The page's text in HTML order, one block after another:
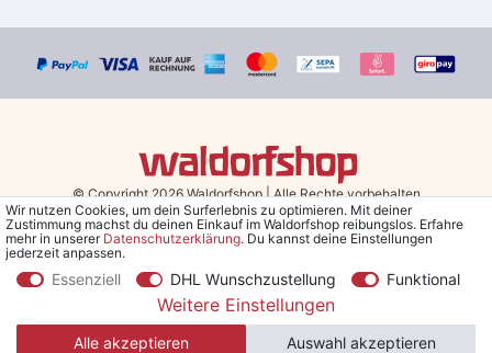
© Copyright 2026 Waldorfshop|Alle Rechte vorbehalten.
Bestellungen mit Prio Versand bis 13 Uhr, garantierter Versand am
*Kostenlose Lieferung in Deutschland und Österreich ab 79 €.
nur für Sparversand - ausgenommen Sperrgut und Speditionsware)
**Den 5€ Gutschein erhältst du nach Bestätigung des Newsletters
Wir nutzen Cookies, um dein Surferlebnis zu optimieren. Mit deiner
Zustimmung machst du deinen Einkauf im Waldorfshop reibungslos. Erfahre
mehr in unserer Daten­schutz­erklärung. Du kannst deine Einstellungen
jederzeit anpassen.
Essenziell DHL Wunschzustellung Funktional
Weitere Einstellungen
Alle akzeptieren Auswahl akzeptieren